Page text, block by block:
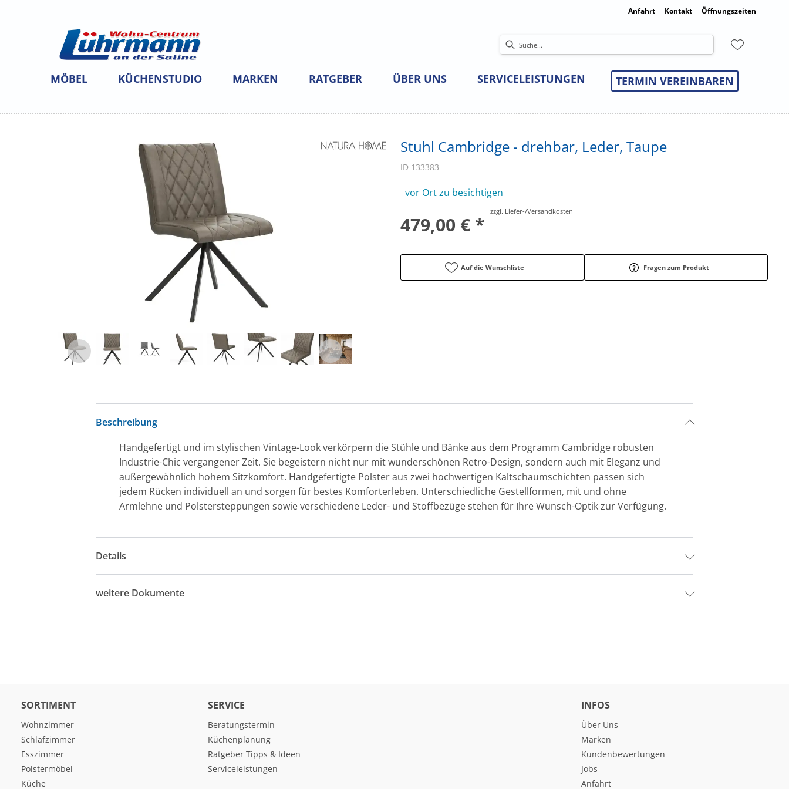
Anfahrt Kontakt Öffnungszeiten
MÖBEL KÜCHENSTUDIO MARKEN RATGEBER ÜBER UNS SERVICELEISTUNGEN TERMIN VEREINBAREN
Stuhl Cambridge - drehbar, Leder, Taupe
ID 133383
vor Ort zu besichtigen
479,00 € *
zzgl. Liefer-/Versandkosten
Auf die Wunschliste Fragen zum Produkt
Beschreibung
Handgefertigt und im stylischen Vintage-Look verkörpern die Stühle und Bänke aus dem Programm Cambridge robusten
Industrie-Chic vergangener Zeit. Sie begeistern nicht nur mit wunderschönen Retro-Design, sondern auch mit Eleganz und
außergewöhnlich hohem Sitzkomfort. Handgefertigte Polster aus zwei hochwertigen Kaltschaumschichten passen sich
jedem Rücken individuell an und sorgen für bestes Komforterleben. Unterschiedliche Gestellformen, mit und ohne
Armlehne und Polstersteppungen sowie verschiedene Leder- und Stoffbezüge stehen für Ihre Wunsch-Optik zur Verfügung.
Details
weitere Dokumente
SORTIMENT
Wohnzimmer
Schlafzimmer
Esszimmer
Polstermöbel
Küche
SERVICE
Beratungstermin
Küchenplanung
Ratgeber Tipps & Ideen
Serviceleistungen
INFOS
Über Uns
Marken
Kundenbewertungen
Jobs
Anfahrt